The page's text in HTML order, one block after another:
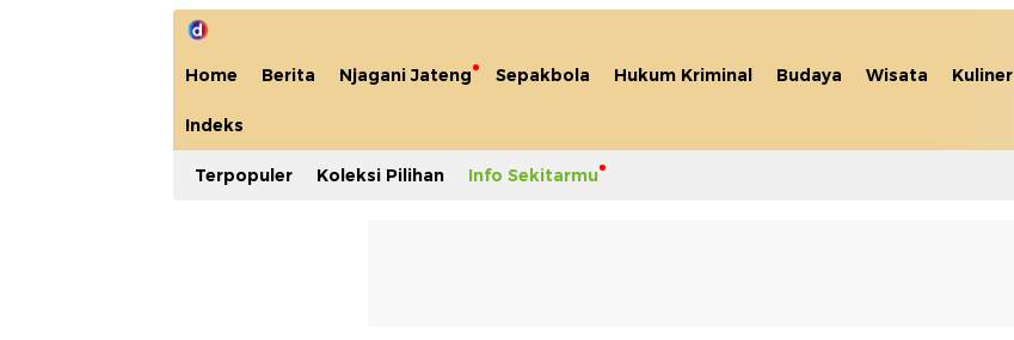
Home Berita Njagani Jateng Sepakbola Hukum Kriminal Budaya Wisata Kuliner
Indeks
Terpopuler Koleksi Pilihan Info Sekitarmu